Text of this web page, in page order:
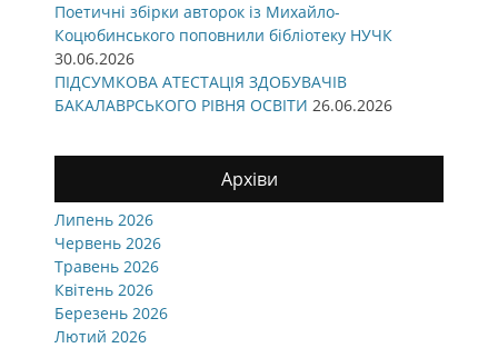
Поетичні збірки авторок із Михайло-
Коцюбинського поповнили бібліотеку НУЧК
30.06.2026
ПІДСУМКОВА АТЕСТАЦІЯ ЗДОБУВАЧІВ
БАКАЛАВРСЬКОГО РІВНЯ ОСВІТИ 26.06.2026
Архіви
Липень 2026
Червень 2026
Травень 2026
Квітень 2026
Березень 2026
Лютий 2026